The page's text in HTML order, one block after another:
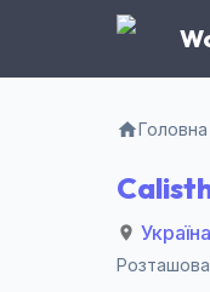
Головна
Україна